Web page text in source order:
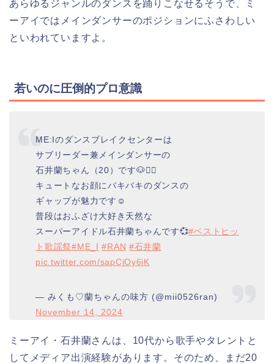
あらゆるジャンルのダンスを踊りこなせるそうで、ミ
ーアイではメインダンサーのポジションにふさわしい
といわれていますよ。
若いのに圧倒的プロ意識
ME:Iのダンスブレイクセンターは
サブリーダー兼メインダンサーの
石井蘭ちゃん（20）です🐶❤️‍🔥
キュートなお顔にバキバキのダンスの
ギャップが魅力です☺️
普段はおふざけ大好き天然な
スーパーアイドル石井蘭ちゃんです💞#ベストヒッ
ト歌謡祭#ME_I #RAN #石井蘭
pic.twitter.com/sapCjOy6iK
— みくも♡蘭ちゃんの味方 (@mii0526ran)
November 14, 2024
ミーアイ・石井蘭さんは、10代から歌手やタレントと
してメディア出演経験があります。そのため、まだ20